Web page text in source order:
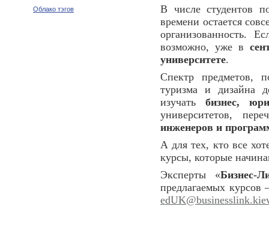
Облако тэгов
В числе студентов
времени остается
организованность.
возможно, уже в
университете.
Спектр предметов,
туризма и дизайна
изучать бизнес,
университетов,
инженеров и
А для тех, кто все
курсы, которые
Эксперты «Бизнес-
предлагаемых